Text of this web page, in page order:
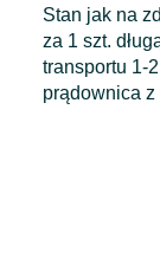
Stan jak na
za 1 szt.
transportu 1-
prądownica